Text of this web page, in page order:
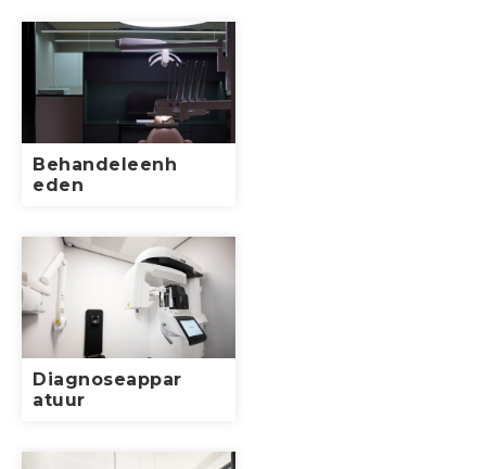
Behandeleenh
eden
Diagnoseappar
atuur